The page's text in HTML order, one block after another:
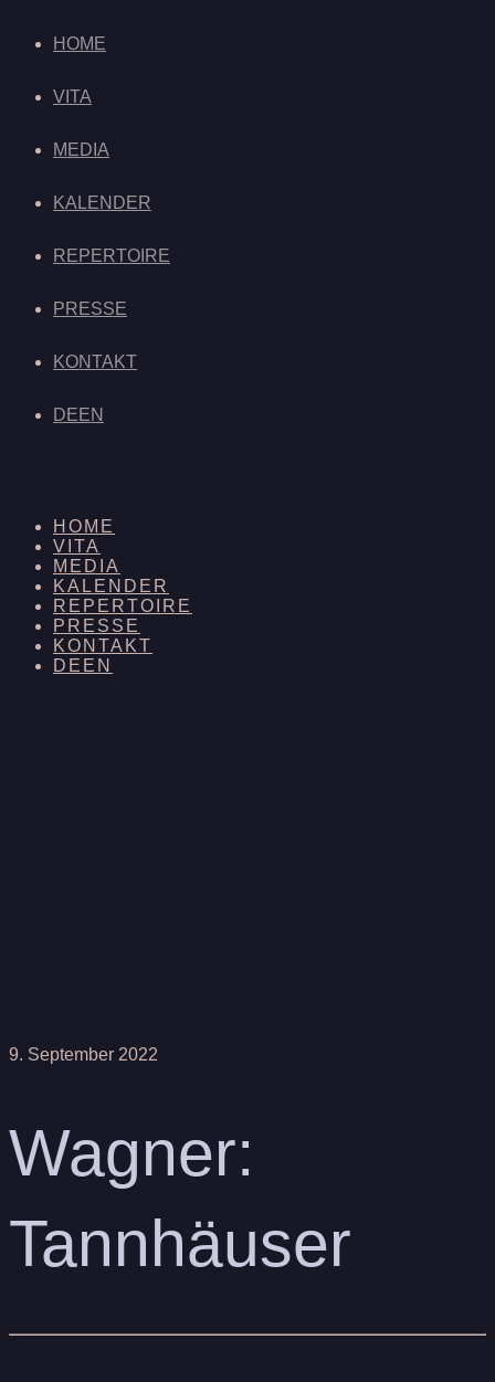
HOME
VITA
MEDIA
KALENDER
REPERTOIRE
PRESSE
KONTAKT
DEEN
HOME
VITA
MEDIA
KALENDER
REPERTOIRE
PRESSE
KONTAKT
DE EN
9. September 2022
Wagner:
Tannhäuser